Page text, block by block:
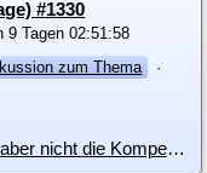
#1330
9 Tagen 02:51:58
zum Thema
·
i2921: Die Piratenpartei hat den Willen, aber nicht die Kompetenz, um in den Nationalrat einzuziehen